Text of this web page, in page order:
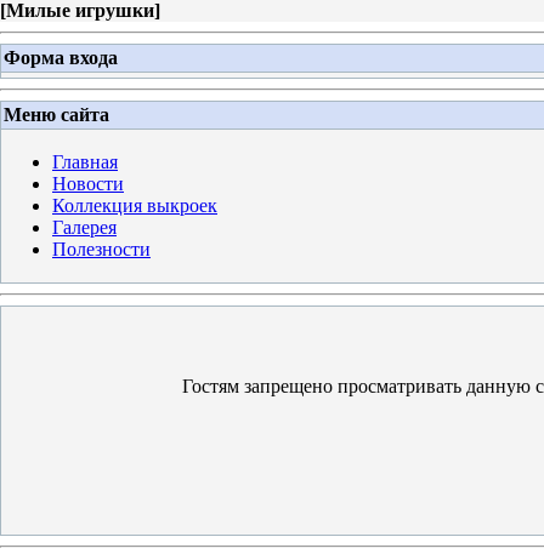
[Милые игрушки]
Форма входа
Меню сайта
Главная
Новости
Коллекция выкроек
Галерея
Полезности
Гостям запрещено просматривать данную